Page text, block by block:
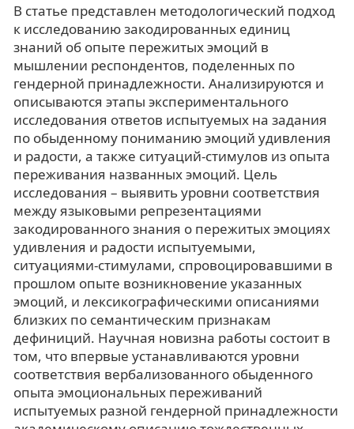
В статье представлен методологический подход
к исследованию закодированных единиц
знаний об опыте пережитых эмоций в
мышлении респондентов, поделенных по
гендерной принадлежности. Анализируются и
описываются этапы экспериментального
исследования ответов испытуемых на задания
по обыденному пониманию эмоций удивления
и радости, а также ситуаций-стимулов из опыта
переживания названных эмоций. Цель
исследования – выявить уровни соответствия
между языковыми репрезентациями
закодированного знания о пережитых эмоциях
удивления и радости испытуемыми,
ситуациями-стимулами, спровоцировавшими в
прошлом опыте возникновение указанных
эмоций, и лексикографическими описаниями
близких по семантическим признакам
дефиниций. Научная новизна работы состоит в
том, что впервые устанавливаются уровни
соответствия вербализованного обыденного
опыта эмоциональных переживаний
испытуемых разной гендерной принадлежности